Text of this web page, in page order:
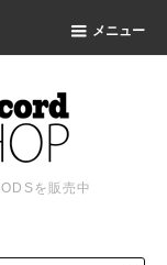
メニュー
を販売中